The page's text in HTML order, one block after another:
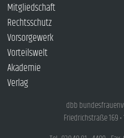
Mitgliedschaft
Rechtsschutz
Vorsorgewerk
Vorteilswelt
Akademie
Verlag
dbb
Friedrichstraße 169 •